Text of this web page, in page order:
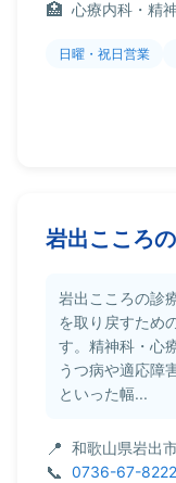
心療内科・精
日曜・祝日営業
岩出こころ
岩出こころの診
を取り戻すため
す。精神科・心
うつ病や適応障
といった幅...
和歌山県岩出
0736-67-8222